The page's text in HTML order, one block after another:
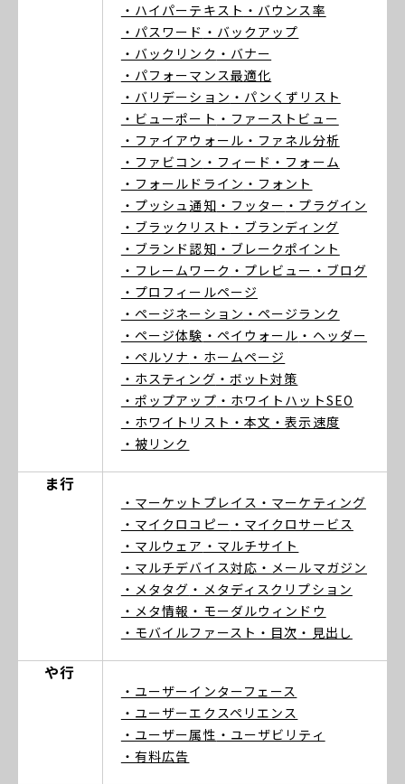
・ハイパーテキスト ・バウンス率
・パスワード ・バックアップ
・バックリンク ・バナー
・パフォーマンス最適化
・バリデーション ・パンくずリスト
・ビューポート ・ファーストビュー
・ファイアウォール ・ファネル分析
・ファビコン ・フィード ・フォーム
・フォールドライン ・フォント
・プッシュ通知 ・フッター ・プラグイン
・ブラックリスト ・ブランディング
・ブランド認知 ・ブレークポイント
・フレームワーク ・プレビュー ・ブログ
・プロフィールページ
・ページネーション ・ページランク
・ページ体験 ・ペイウォール ・ヘッダー
・ペルソナ ・ホームページ
・ホスティング ・ボット対策
・ポップアップ ・ホワイトハットSEO
・ホワイトリスト ・本文 ・表示速度
・被リンク
ま行
・マーケットプレイス ・マーケティング
・マイクロコピー ・マイクロサービス
・マルウェア ・マルチサイト
・マルチデバイス対応 ・メールマガジン
・メタタグ ・メタディスクリプション
・メタ情報 ・モーダルウィンドウ
・モバイルファースト ・目次 ・見出し
や行
・ユーザーインターフェース
・ユーザーエクスペリエンス
・ユーザー属性 ・ユーザビリティ
・有料広告